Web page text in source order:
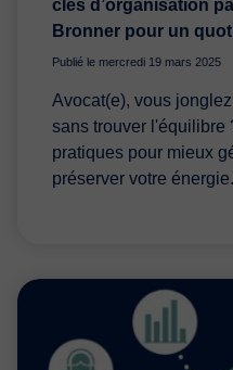
clés d’organisation
Bronner pour un
Publié le mercredi 19 mars 2025
Avocat(e), vous
sans trouver l'équilibre
pratiques pour mieux
préserver votre énergie.